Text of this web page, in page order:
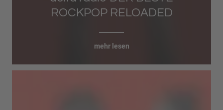
ROCKPOP RELOADED
mehr lesen